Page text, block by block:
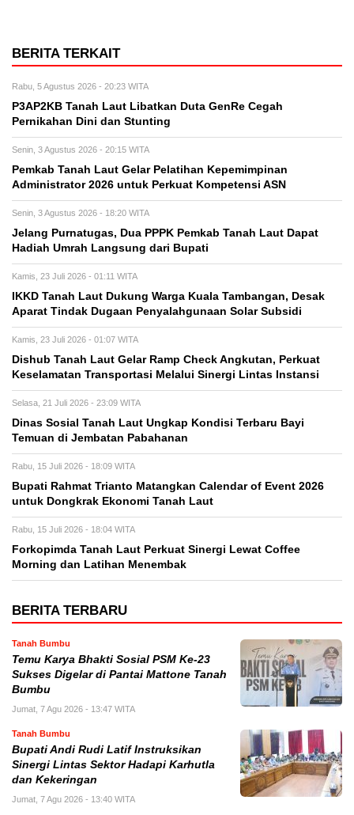
BERITA TERKAIT
Rabu, 5 Agustus 2026 - 20:23 WITA
P3AP2KB Tanah Laut Libatkan Duta GenRe Cegah
Pernikahan Dini dan Stunting
Senin, 3 Agustus 2026 - 20:15 WITA
Pemkab Tanah Laut Gelar Pelatihan Kepemimpinan
Administrator 2026 untuk Perkuat Kompetensi ASN
Senin, 3 Agustus 2026 - 18:20 WITA
Jelang Purnatugas, Dua PPPK Pemkab Tanah Laut Dapat
Hadiah Umrah Langsung dari Bupati
Kamis, 23 Juli 2026 - 01:11 WITA
IKKD Tanah Laut Dukung Warga Kuala Tambangan, Desak
Aparat Tindak Dugaan Penyalahgunaan Solar Subsidi
Kamis, 23 Juli 2026 - 01:07 WITA
Dishub Tanah Laut Gelar Ramp Check Angkutan, Perkuat
Keselamatan Transportasi Melalui Sinergi Lintas Instansi
Selasa, 21 Juli 2026 - 23:09 WITA
Dinas Sosial Tanah Laut Ungkap Kondisi Terbaru Bayi
Temuan di Jembatan Pabahanan
Rabu, 15 Juli 2026 - 18:09 WITA
Bupati Rahmat Trianto Matangkan Calendar of Event 2026
untuk Dongkrak Ekonomi Tanah Laut
Rabu, 15 Juli 2026 - 18:04 WITA
Forkopimda Tanah Laut Perkuat Sinergi Lewat Coffee
Morning dan Latihan Menembak
BERITA TERBARU
Tanah Bumbu
Temu Karya Bhakti Sosial PSM Ke-23
Sukses Digelar di Pantai Mattone Tanah
Bumbu
Jumat, 7 Agu 2026 - 13:47 WITA
Tanah Bumbu
Bupati Andi Rudi Latif Instruksikan
Sinergi Lintas Sektor Hadapi Karhutla
dan Kekeringan
Jumat, 7 Agu 2026 - 13:40 WITA